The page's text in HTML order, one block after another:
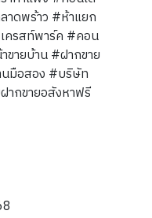
าดพร้าว #ห้าแยก
ครสท์พาร์ค #คอน
ขายบ้าน #ฝากขาย
นมือสอง #บริษัท
ากขายอสังหาฟรี